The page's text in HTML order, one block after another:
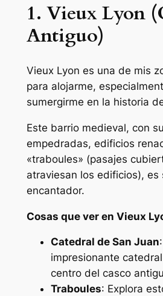
1. Vieux Lyon
Antiguo)
Vieux Lyon es una de mis
para alojarme,
sumergirme en la historia
Este barrio medieval, con
empedradas, edificios
«traboules» (pasajes
atraviesan los edificios), es
encantador.
Cosas que ver en Vieux
Catedral de San Juan
impresionante
centro del casco
Traboules: Explora